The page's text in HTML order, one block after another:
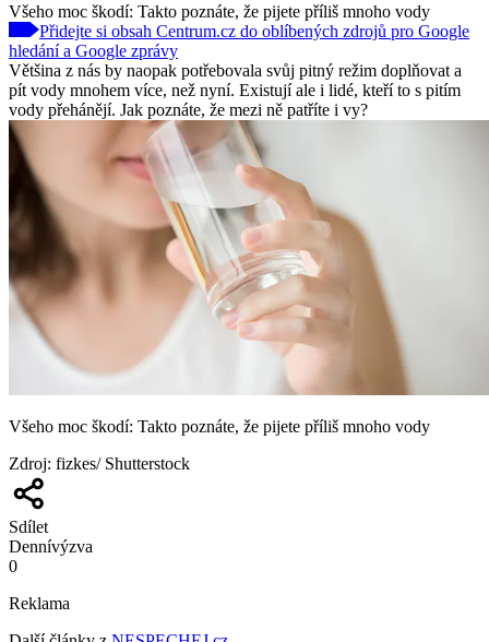
Všeho moc škodí: Takto poznáte, že pijete příliš mnoho vody
Přidejte si obsah Centrum.cz do oblíbených zdrojů pro Google
hledání a Google zprávy
Většina z nás by naopak potřebovala svůj pitný režim doplňovat a
pít vody mnohem více, než nyní. Existují ale i lidé, kteří to s pitím
vody přehánějí. Jak poznáte, že mezi ně patříte i vy?
Všeho moc škodí: Takto poznáte, že pijete příliš mnoho vody
Zdroj: fizkes/ Shutterstock
Sdílet
Dennívýzva
0
Reklama